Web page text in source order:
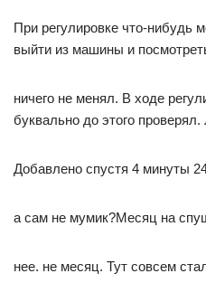
При регулировке что-нибудь
выйти из машины и
ничего не менял. В ходе
буквально до этого
Добавлено спустя 4 минуты
а сам не мумик?Месяц на
нее. не месяц. Тут совсем